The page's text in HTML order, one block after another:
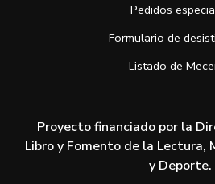
Pedidos
Formulario de
Listado de
Proyecto financiado por la
Libro y Fomento de la Lectura,
y Deporte.